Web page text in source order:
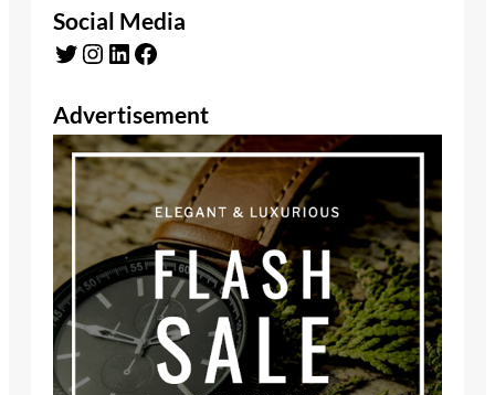
Social Media
Twitter Instagram LinkedIn Facebook
Advertisement